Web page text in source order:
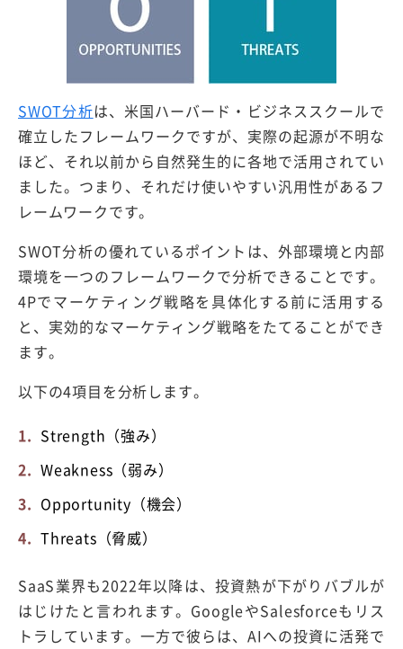
SWOT分析は、米国ハーバード・ビジネススクールで
確立したフレームワークですが、実際の起源が不明な
ほど、それ以前から自然発生的に各地で活用されてい
ました。つまり、それだけ使いやすい汎用性があるフ
レームワークです。
SWOT分析の優れているポイントは、外部環境と内部
環境を一つのフレームワークで分析できることです。
4Pでマーケティング戦略を具体化する前に活用する
と、実効的なマーケティング戦略をたてることができ
ます。
以下の4項目を分析します。
Strength（強み）
Weakness（弱み）
Opportunity（機会）
Threats（脅威）
SaaS業界も2022年以降は、投資熱が下がりバブルが
はじけたと言われます。GoogleやSalesforceもリス
トラしています。一方で彼らは、AIへの投資に活発で